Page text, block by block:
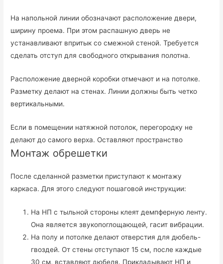
На напольной линии обозначают расположение двери,
ширину проема. При этом распашную дверь не
устанавливают впритык со смежной стеной. Требуется
сделать отступ для свободного открывания полотна.
Расположение дверной коробки отмечают и на потолке.
Разметку делают на стенах. Линии должны быть четко
вертикальными.
Если в помещении натяжной потолок, перегородку не
делают до самого верха. Оставляют пространство
Монтаж обрешетки
После сделанной разметки приступают к монтажу
каркаса. Для этого следуют пошаговой инструкции:
На НП с тыльной стороны клеят демпферную ленту.
Она является звукопоглощающей, гасит вибрации.
На полу и потолке делают отверстия для дюбель-
гвоздей. От стены отступают 15 см, после каждые
30 см, вставляют дюбеля. Прикладывают НП и